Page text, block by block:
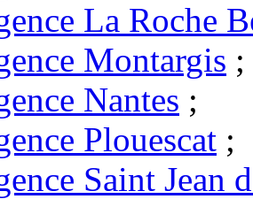
La Roche
Montargis ;
Nantes ;
Plouescat ;
Saint Jean